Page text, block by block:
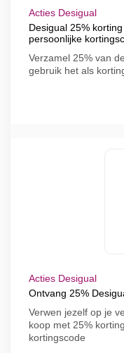
Acties Desigual
Desigual 25%
persoonlijke
Verzamel 25% van
gebruik het als
Acties Desigual
Ontvang 25%
Verwen jezelf op je
koop met 25%
kortingscode